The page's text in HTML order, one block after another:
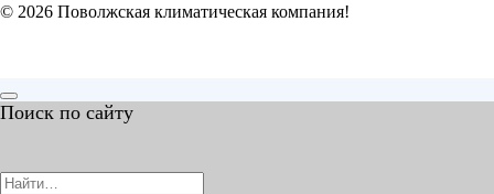
© 2026 Поволжская климатическая компания!
Поиск по сайту
for: